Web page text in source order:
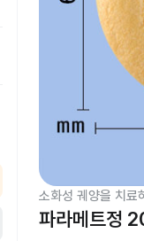
소화성 궤양을 치료
파라메트정